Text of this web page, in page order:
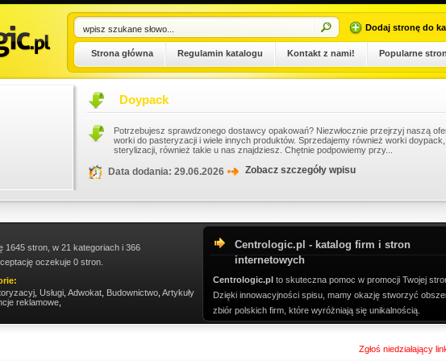
Dodaj stronę do
Strona główna Regulamin katalogu Kontakt z nami! Popularne
Doypack
Potrzebujesz sprawdzonego dostawcy opakowań? Niezwłocznie przejrzyj naszą
worki do pasteryzacji i wiele innych produktów. Sprzedajemy również worki
sterylizacji, również takie u nas znajdziesz. Chętnie podpowiemy przy...
Data dodania: 29.06.2026 Zobacz szczegóły wpisu
Centrologic.pl - katalog firm i stron
internetowych
Centrologic.pl to skuteczna pomoc w promocji Twojej
Dzięki innowacyjności spisu, mamy okazję stworzyć
zbiór polskich firm, które wyróżniają się unikalnością.
1645 stron, w 21 kategoriach i 366
oczekuje 0 stron.
Usługi Adwokat Budownictwo Artykuły
reklamowe
Zgłoś niedziałający